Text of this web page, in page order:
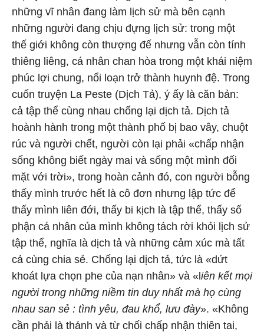
những vĩ nhân đang làm lịch sử mà bên cạnh
những người đang chịu đựng lịch sử: trong một
thế giới không còn thượng đế nhưng vẫn còn tính
thiêng liêng, cá nhân chan hòa trong một khái niệm
phúc lợi chung, nổi loạn trở thành huynh đệ. Trong
cuốn truyện La Peste (Dịch Tả), ý ấy là căn bản:
cả tập thể cùng nhau chống lại dịch tả. Dịch tả
hoành hành trong một thành phố bị bao vây, chuột
rúc và người chết, người còn lại phải «chấp nhận
sống không biết ngày mai và sống một mình đối
mặt với trời», trong hoàn cảnh đó, con người bỗng
thấy mình trước hết là cô đơn nhưng lập tức để
thấy mình liên đới, thấy bi kịch là tập thể, thấy số
phận cá nhân của mình không tách rời khỏi lịch sử
tập thể, nghĩa là dịch tả và những cảm xúc mà tất
cả cùng chia sẻ. Chống lại dịch tả, tức là «dứt
khoát lựa chọn phe của nạn nhân» và «l iên kết mọi
người trong những niềm tin duy nhất mà họ cùng
nhau san sẻ : tình yêu, đau khổ, lưu đày». «Không
cần phải là thánh và từ chối chấp nhận thiên tai,